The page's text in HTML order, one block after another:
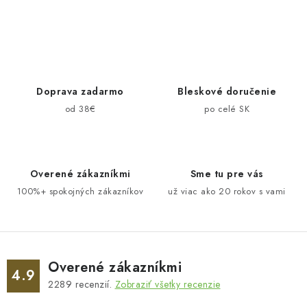
k
v
ý
Doprava zadarmo
od 38€
Bleskové doručenie
po celé SK
Overené zákazníkmi
100%+ spokojných zákazníkov
Sme tu pre vás
už viac ako 20 rokov s vami
4.9 Overené zákazníkmi
2289 recenzií. Zobraziť všetky recenzie